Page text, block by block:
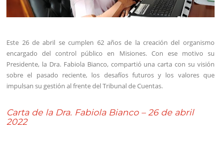
Este 26 de abril se cumplen 62 años de la creación del organismo
encargado del control público en Misiones. Con ese motivo su
Presidente, la Dra. Fabiola Bianco, compartió una carta con su visión
sobre el pasado reciente, los desafíos futuros y los valores que
impulsan su gestión al frente del Tribunal de Cuentas.
Carta de la Dra. Fabiola Bianco – 26 de abril
2022